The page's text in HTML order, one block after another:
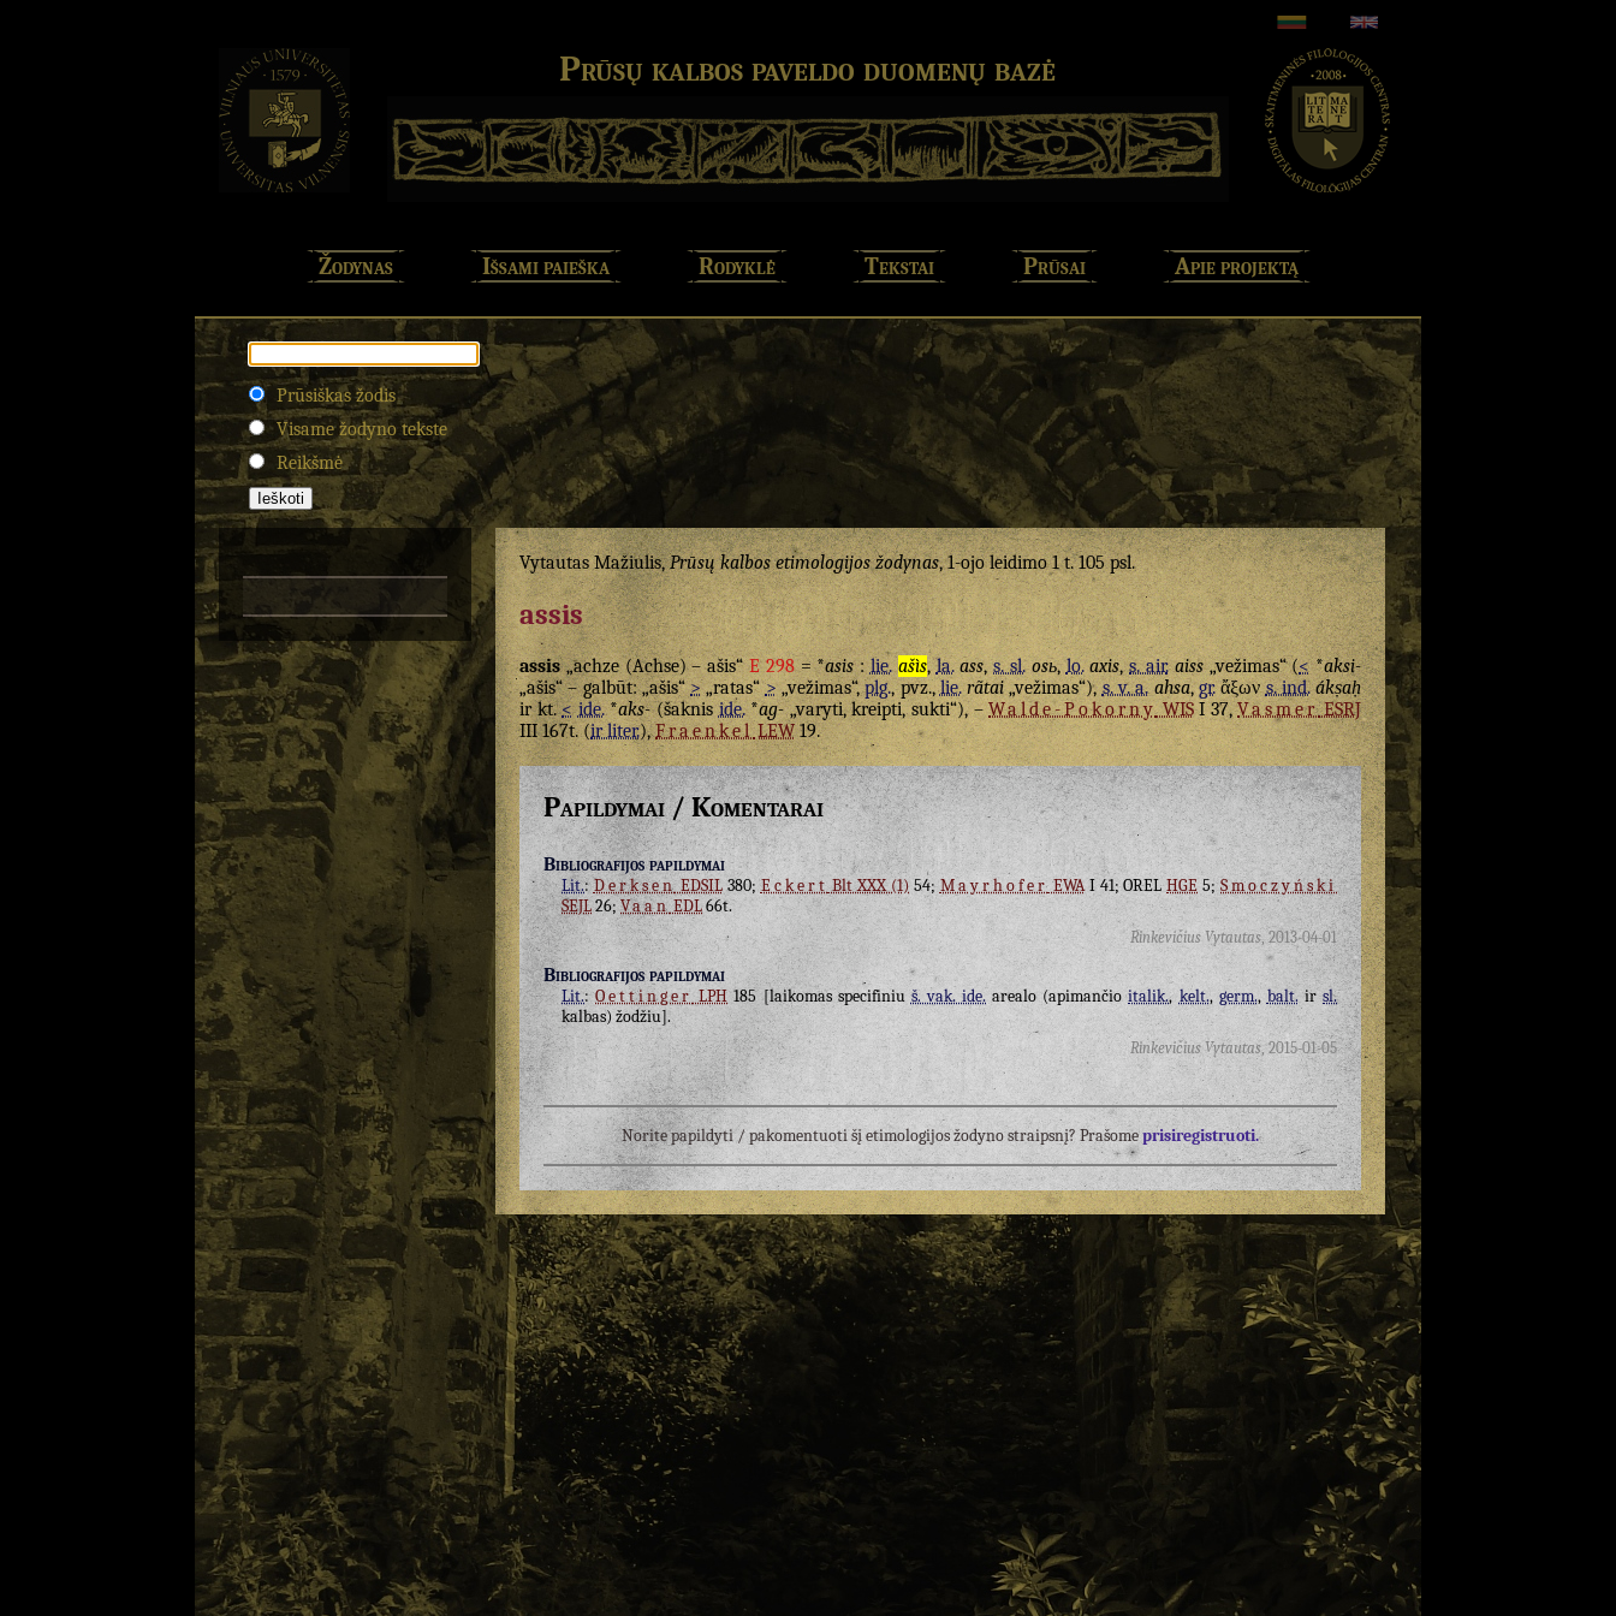
Prūsų kalbos paveldo duomenų bazė
Žodynas Išsami paieška Rodyklė Tekstai Prūsai Apie projektą
Prūsiškas žodis
Visame žodyno tekste
Reikšmė
Vytautas Mažiulis,Prūsų kalbos etimologijos žodynas, 1-ojo leidimo 1 t. 105 psl.
assis
assis„achze (Achse) – ašis“E 298= *asis:lie. ašìs,la. ass,s. sl. osь,lo. axis,s. air. aiss„vežimas“ (<*aksi-
„ašis“ – galbūt: „ašis“>„ratas“>„vežimas“,plg., pvz.,lie. rãtai „vežimas“),s. v. a. ahsa,gr. ἄξων s. ind. ákṣaḥ
ir kt.< ide.*aks-(šakniside.*ag-„varyti, kreipti, sukti“), –Walde-PokornyWISI 37,VasmerESRJ
III 167t. (ir liter.),FraenkelLEW19.
Papildymai / Komentarai
Bibliografijos papildymai
Lit.:DerksenEDSIL380;Eckert Blt XXX (1) 54;MayrhoferEWAI 41; ORELHGE 5;Smoczyński
SEJL26;VaanEDL66t.
Rinkevičius Vytautas, 2013-04-01
Bibliografijos papildymai
Lit.:Oettinger LPH185 [laikomas specifiniuš. vak. ide. arealo (apimančioitalik., kelt., germ., balt. ir sl.
kalbas) žodžiu].
Rinkevičius Vytautas,2015-01-05
Norite papildyti / pakomentuoti šį etimologijos žodyno straipsnį? Prašomeprisiregistruoti.